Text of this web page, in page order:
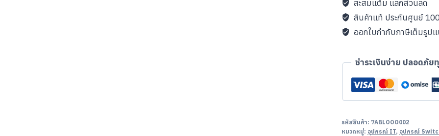
สี
ขาว
Gaming
with
ชิ้น
สะสมแต้ม แลกส่วนลด
สินค้าแท้ ประกันศูนย์
ออกใบกำกับภาษีเต็มรูป
ชำระเงินง่าย ปลอดภัย
รหัสสินค้า: 7ABLOOO002
หมวดหมู่: อุปกรณ์ IT, อุปกรณ์